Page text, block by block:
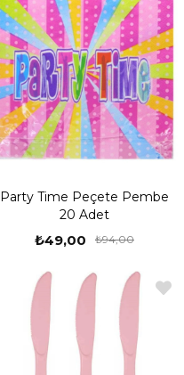
Party Time Peçete Pembe
20 Adet
₺49,00 ₺94,00